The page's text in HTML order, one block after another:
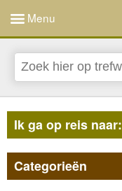
Menu
Ik ga op reis naar:
Categorieën